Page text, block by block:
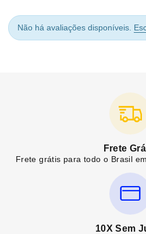
Não há avaliações disponíveis.
Frete
Frete grátis para todo o Brasil
10X Sem